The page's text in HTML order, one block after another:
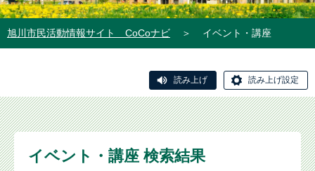
旭川市民活動情報サイト CoCoナビ ＞ イベント・講座
読み上げ 読み上げ設定
イベント・講座 検索結果